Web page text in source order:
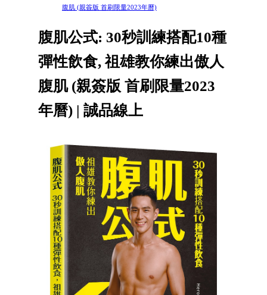
腹肌 (親簽版 首刷限量2023年曆)
腹肌公式: 30秒訓練搭配10種
彈性飲食, 祖雄教你練出傲人
腹肌 (親簽版 首刷限量2023
年曆) | 誠品線上